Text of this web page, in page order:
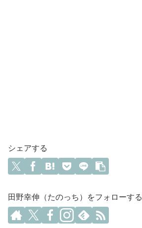
シェアする
田野幸伸（たのっち）をフォローする